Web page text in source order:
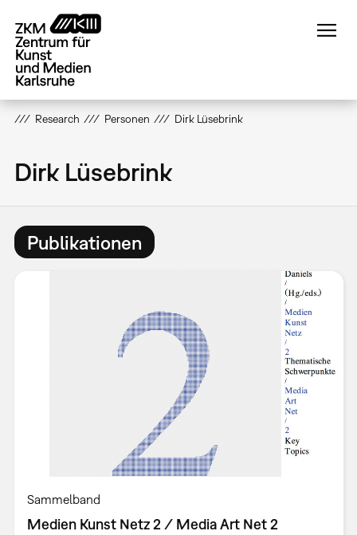
zum
Inhalt
Research Personen Dirk Lüsebrink
Dirk Lüsebrink
Publikationen
Sammelband
Medien Kunst Netz 2 / Media Art Net 2